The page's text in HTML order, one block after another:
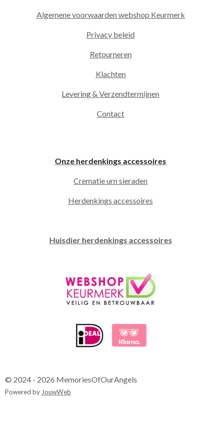
Algemene voorwaarden webshop Keurmerk
Privacy beleid
Retourneren
Klachten
Levering & Verzendtermijnen
Contact
Onze herdenkings accessoires
Crematie urn sieraden
Herdenkings accessoires
Huisdier herdenkings accessoires
© 2024 - 2026 MemoriesOfOurAngels
Powered byJouwWeb